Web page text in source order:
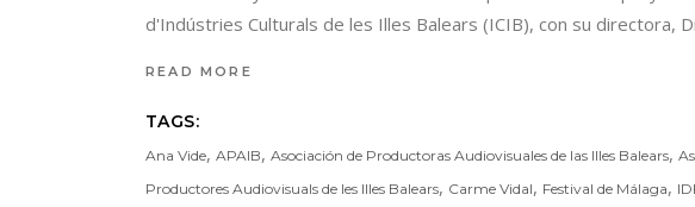
d'Indústries Culturals de les Illes Balears (ICIB), con su directora,
READ MORE
TAGS:
Ana Vide, APAIB, Asociación de Productoras Audiovisuales de las Illes Balears,
Productores Audiovisuals de les Illes Balears, Carme Vidal, Festival de Málaga,